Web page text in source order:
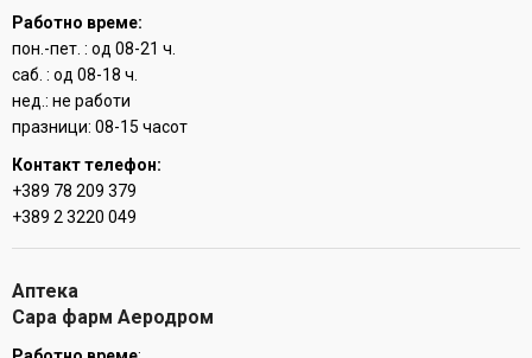
Работно време:
пон.-пет. : од 08-21 ч.
саб. : од 08-18 ч.
нед.: не работи
празници: 08-15 часот
Контакт телефон:
+389 78 209 379
+389 2 3220 049
Аптека
Сара фарм Аеродром